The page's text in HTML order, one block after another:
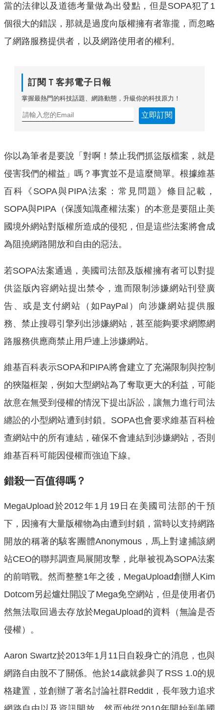
當的法律以及道德考量做為出發點，但是SOPA犯了1
個很大的錯誤，那就是過度向版權擁有者靠攏，而忽略
了網路服務提供者，以及網路使用者的權利。
訂閱Ｔ客邦電子日報
掌握最熱門的科技話題、網路動態，升級你的科技原力！
立即訂閱
你以為筆者是要說「對啊！禁止我們抓盜版檔案，就是
侵害我們的權益」嗎？事實並不是這麼簡單。根據維基
百科《SOPA與PIPA法案：常見問題》條目記載，
SOPA與PIPA（保護知識產權法案）的本意是要阻止美
國境外網站對版權所造成的侵犯，但是這些法案將會成
為阻撓網路開放和自由的惡法。
若SOPA法案通過，美國司法部及版權擁有者可以對提
供盜版內容網站提出禁令，進而限制涉嫌網站刊登廣
告、或是支付網站（如PayPal）向涉嫌網站提供服
務、禁止搜尋引擎列出涉嫌網站，甚至能夠要求網際網
路服務供應商禁止用戶連上涉嫌網站。
維基百科表示SOPA和PIPA將會建立了充滿限制與控制
的狹隘框架，例如大型網站為了奪取更大的利益，可能
故意在無受到侵權的情況下提出訴訟，讓無力進行司法
纏訟的小型網站遭到封鎖。SOPA也會要求維基百科檢
查網站中的所有連結，確保不會連結到涉嫌網站，否則
維基百科可能因侵權而強迫下線。
錯殺一百值得嗎？
MegaUpload於2012年1月19日在美國司法部的干預
下，因擁有大量版權物為由遭到封鎖，當時以支持網路
開放的稱著的駭客團體Anonymous，馬上對逮捕該網
站CEO的聯邦調查局展開攻擊，此舉被視為SOPA法案
的前哨戰。然而整整1年之後，MegaUpload創辦人Kim
Dotcom另起爐灶開設了Mega免空網站，但是使用者仍
然無法取回過去存放於MegaUpload的資料（無論是否
侵權）。
Aaron Swartz於2013年1月11日自殺身亡的消息，也與
網路自由脫不了關係。他於14歲就參與了RSS 1.0的規
格建置，並創辦了著名討論社群Reddit，長年致力追求